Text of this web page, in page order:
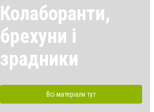
Колаборанти,
брехуни і
зрадники
Всі матеріали тут